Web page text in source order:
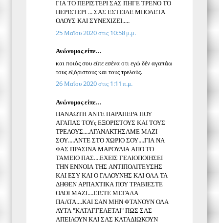
ΓΙΑ ΤΟ ΠΕΡΙΣΤΕΡΙ ΣΑΣ ΠΗΓΕ ΤΡΕΝΟ ΤΟ
ΠΕΡΙΣΤΕΡΙ ... ΣΑΣ ΕΣΤΕΙΛΕ ΜΠΟΛΕΤΑ
ΟΛΟΥΣ ΚΑΙ ΣΥΝΕΧΙΖΕΙ.....
25 Μαΐου 2020 στις 10:58 μ.μ.
Ανώνυμος είπε...
και ποιός σου εϊπε εσένα οτι εγώ δέν αγαπάω
τους εξόριστους και τους τρελούς.
26 Μαΐου 2020 στις 1:11 π.μ.
Ανώνυμος είπε...
ΠΑΝΑΩΤΗ ΑΝΤΕ ΠΑΡΑΠΕΡΑ ΠΟΥ
ΑΓΑΠΑΣ ΤΟΥς ΕΞΟΡΙΣΤΟΥΣ ΚΑΙ ΤΟΥΣ
ΤΡΕΛΟΥΣ....ΑΓΑΝΑΚΤΗΣΑΜΕ ΜΑΖΙ
ΣΟΥ....ΑΝΤΕ ΣΤΟ ΧΩΡΙΟ ΣΟΥ....ΓΙΑ ΝΑ
ΦΑΣ ΠΡΑΣΙΝΑ ΜΑΡΟΥΛΙΑ ΑΠΟ ΤΟ
ΤΑΜΕΙΟ ΠΑΣ....ΕΧΕΙΣ ΓΕΛΙΟΠΟΙΗΣΕΙ
ΤΗΝ ΕΝΝΟΙΑ ΤΗΣ ΑΝΤΙΠΟΛΙΤΕΥΣΗΣ
ΚΑΙ ΕΣΥ ΚΑΙ Ο ΓΑΛΟΥΝΗΣ ΚΑΙ ΟΛΑ ΤΑ
ΔΗΘΕΝ ΑΡΠΑΧΤΙΚΑ ΠΟΥ ΤΡΑΒΙΕΣΤΕ
ΟΛΟΙ ΜΑΖΙ....ΕΙΣΤΕ ΜΕΓΑΛΑ
ΠΑΛΤΑ....ΚΑΙ ΣΑΝ ΜΗΝ ΦΤΑΝΟΥΝ ΟΛΑ
ΑΥΤΑ "ΚΑΤΑΓΓΕΛΕΤΑΙ" ΠΩΣ ΣΑΣ
ΑΠΕΙΛΟΥΝ ΚΑΙ ΣΑΣ ΚΑΤΑΔΙΩΚΟΥΝ